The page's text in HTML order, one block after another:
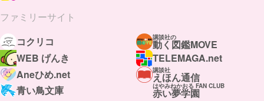
ファミリーサイト
コクリコ
講談社の
動く図鑑MOVE
WEB げんき
TELEMAGA.net
Aneひめ.net
講談社
えほん通信
青い鳥文庫
はやみねかおる FAN CLUB
赤い夢学園